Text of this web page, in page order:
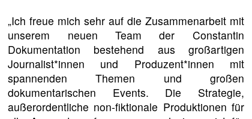
„Ich freue mich sehr auf die Zusammenarbeit mit
unserem neuen Team der Constantin
Dokumentation bestehend aus großartigen
Journalist*innen und Produzent*innen mit
spannenden Themen und großen
dokumentarischen Events. Die Strategie,
außerordentliche non-fiktionale Produktionen für